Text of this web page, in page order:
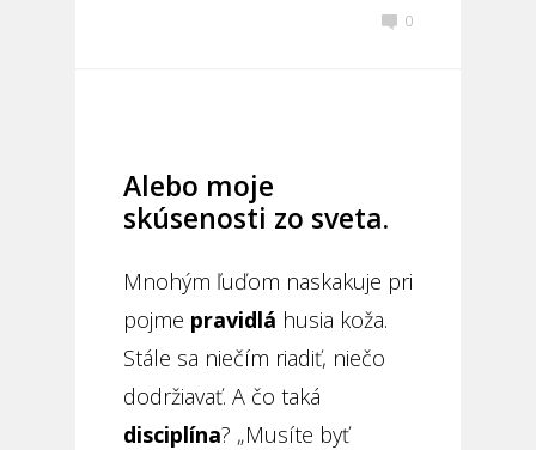
0
Alebo moje
skúsenosti zo sveta.
Mnohým ľuďom naskakuje pri
pojme pravidlá husia koža.
Stále sa niečím riadiť, niečo
dodržiavať. A čo taká
disciplína? „Musíte byť